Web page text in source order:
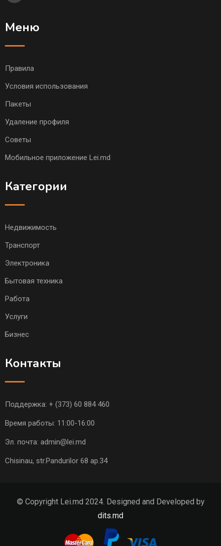
Меню
Правила
Условия использования
Пакеты
Удаление профиля
Советы
Мобильное приложение Lei.md
Категории
Недвижимость
Транспорт
Электроника
Бытовая техника
Работа
Услуги
Бизнес
Контакты
Поддержка: + (373) 60 884 460
Время работы: 11:00-16:00
Эл. почта: admin@lei.md
Chisinau, str.Pandurilor 68 ap.34
© Copyright Lei.md 2024. Designed and Developed by
dits.md